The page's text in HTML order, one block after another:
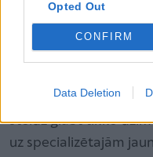
Opted Out
CONFIRM
Data Deletion
gan 191. ārsta-
pa bīstami ledaino
kilometrus. Tāpat –
īpašajiem resursiem
steidz glābt tikko
uz specializētajām